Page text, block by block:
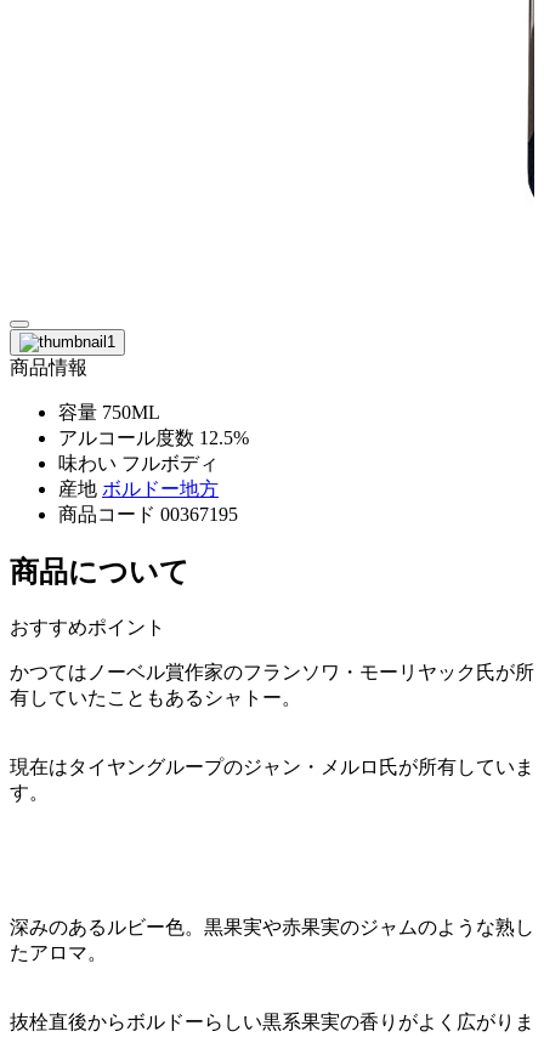
商品情報
容量 750ML
アルコール度数 12.5%
味わい フルボディ
産地 ボルドー地方
商品コード 00367195
商品について
おすすめポイント
かつてはノーベル賞作家のフランソワ・モーリヤック氏が所
有していたこともあるシャトー。
現在はタイヤングループのジャン・メルロ氏が所有していま
す。
深みのあるルビー色。黒果実や赤果実のジャムのような熟し
たアロマ。
抜栓直後からボルドーらしい黒系果実の香りがよく広がりま